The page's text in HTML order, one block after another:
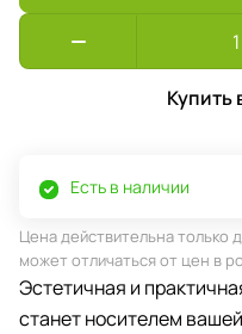
Купить
Есть в наличии
Цена действительна только
может отличаться от цен в
Эстетичная и
станет носителем